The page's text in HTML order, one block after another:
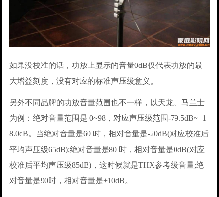
如果没校准的话，功放上显示的音量0dB仅代表功放的最
大增益刻度，没有对应的标准声压级意义。
另外不同品牌的功放音量范围也不一样，以天龙、马兰士
为例：绝对音量范围是 0~98，对应声压级范围-79.5dB~+1
8.0dB。当绝对音量是60 时，相对音量是-20dB(对应校准后
平均声压级65dB);绝对音量是80 时，相对音量是0dB(对应
校准后平均声压级85dB)，这时候就是THX参考级音量;绝
对音量是90时，相对音量是+10dB。